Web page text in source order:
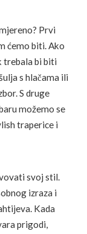
Prvi
ćemo biti. Ako
trebala bi biti
s hlačama ili
S druge
možemo se
traperice i
svoj stil.
izraza i
Kada
prigodi,